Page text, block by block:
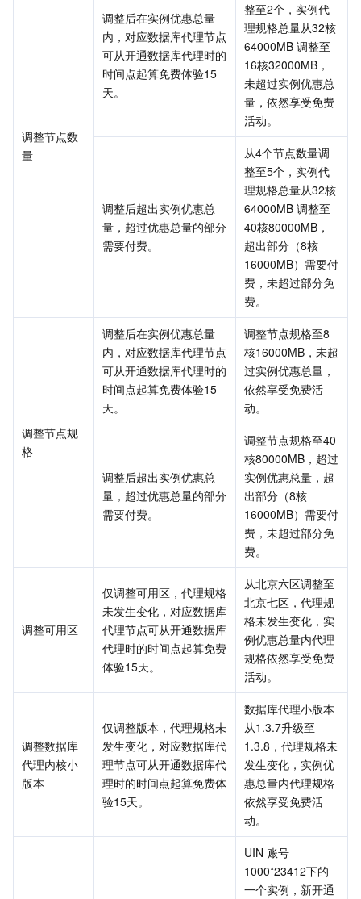
调整节点数
量
调整后在实例优惠总量
内，对应数据库代理节点
可从开通数据库代理时的
时间点起算免费体验15
天。
整至2个，实例代
理规格总量从32核
64000MB 调整至
16核32000MB，
未超过实例优惠总
量，依然享受免费
活动。
调整后超出实例优惠总
量，超过优惠总量的部分
需要付费。
从4个节点数量调
整至5个，实例代
理规格总量从32核
64000MB 调整至
40核80000MB，
超出部分（8核
16000MB）需要付
费，未超过部分免
费。
调整节点规
格
调整后在实例优惠总量
内，对应数据库代理节点
可从开通数据库代理时的
时间点起算免费体验15
天。
调整节点规格至8
核16000MB，未超
过实例优惠总量，
依然享受免费活
动。
调整后超出实例优惠总
量，超过优惠总量的部分
需要付费。
调整节点规格至40
核80000MB，超过
实例优惠总量，超
出部分（8核
16000MB）需要付
费，未超过部分免
费。
调整可用区
仅调整可用区，代理规格
未发生变化，对应数据库
代理节点可从开通数据库
代理时的时间点起算免费
体验15天。
从北京六区调整至
北京七区，代理规
格未发生变化，实
例优惠总量内代理
规格依然享受免费
活动。
调整数据库
代理内核小
版本
仅调整版本，代理规格未
发生变化，对应数据库代
理节点可从开通数据库代
理时的时间点起算免费体
验15天。
数据库代理小版本
从1.3.7升级至
1.3.8，代理规格未
发生变化，实例优
惠总量内代理规格
依然享受免费活
动。
UIN 账号
1000*23412下的
一个实例，新开通